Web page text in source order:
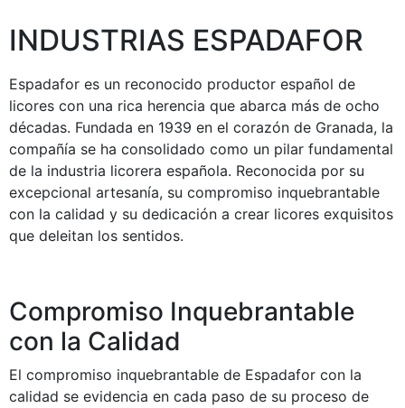
INDUSTRIAS ESPADAFOR
Espadafor es un reconocido productor español de
licores con una rica herencia que abarca más de ocho
décadas. Fundada en 1939 en el corazón de Granada, la
compañía se ha consolidado como un pilar fundamental
de la industria licorera española. Reconocida por su
excepcional artesanía, su compromiso inquebrantable
con la calidad y su dedicación a crear licores exquisitos
que deleitan los sentidos.
Compromiso Inquebrantable
con la Calidad
El compromiso inquebrantable de Espadafor con la
calidad se evidencia en cada paso de su proceso de